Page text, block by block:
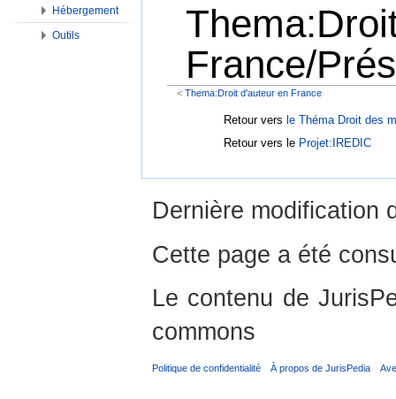
France/
< Thema:Droit d'auteur en France
Retour vers le Théma Droit des
Retour vers le Projet:IREDIC
Hébergement
Outils
Dernière modification
Cette page a été
Le contenu de
commons
Politique de confidentialité À propos de JurisPedia